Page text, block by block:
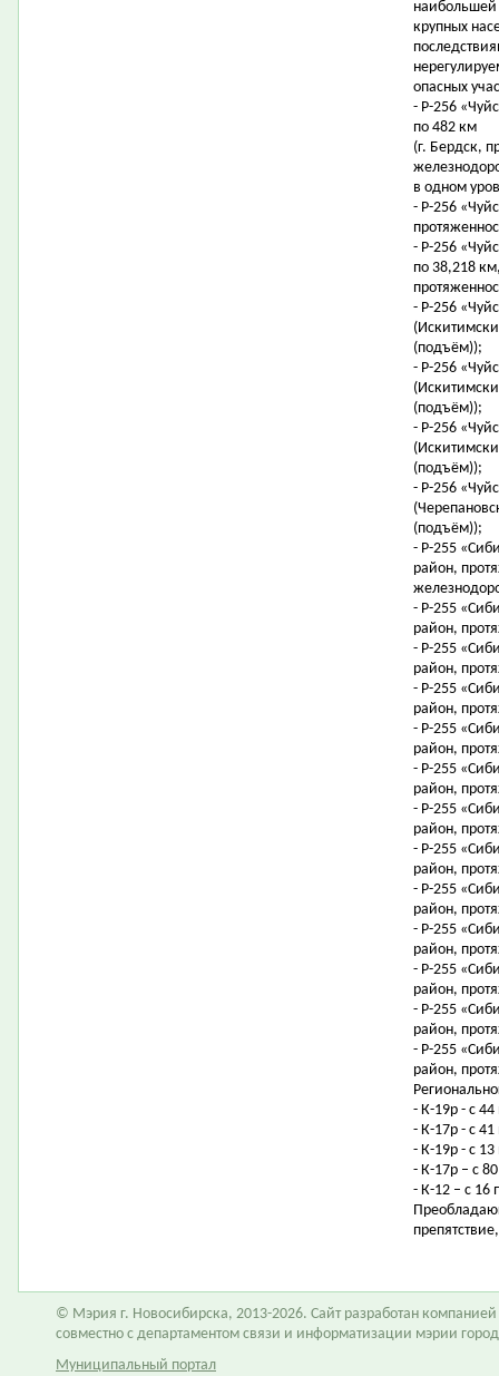
наибольшей
крупных
опасных
- Р-256
по 482 км
(г. Бердск,
в одном
- Р-256
- Р-256
по 38,218
- Р-256
(подъём));
- Р-256
(подъём));
- Р-256
(подъём));
- Р-256
(подъём));
- Р-255
район,
- Р-255
район,
- Р-255
район,
- Р-255
район,
- Р-255
район,
- Р-255
район,
- Р-255
район,
- Р-255
район,
- Р-255
район,
- Р-255
район,
- Р-255
район,
- Р-255
район,
- Р-255
район,
- К-19р - с
- К-17р - с
- К-19р - с
- К-17р – с
- К-12 – с 16
© Мэрия г. Новосибирска, 2013-2026. Сайт разработан компанией
совместно с департаментом связи и информатизации мэрии
Муниципальный портал